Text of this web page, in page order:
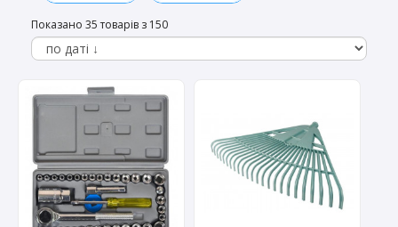
Показано 35 товарів з 150